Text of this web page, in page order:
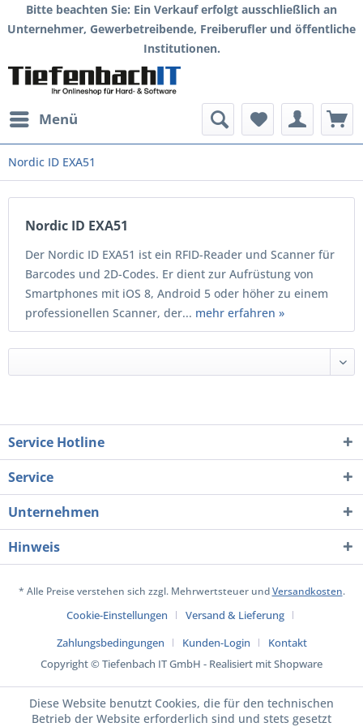
Bitte beachten Sie: Ein Verkauf erfolgt ausschließlich an
Unternehmer, Gewerbetreibende, Freiberufler und öffentliche
Institutionen.
Menü
Nordic ID EXA51
Nordic ID EXA51
Der Nordic ID EXA51 ist ein RFID-Reader und Scanner für
Barcodes und 2D-Codes. Er dient zur Aufrüstung von
Smartphones mit iOS 8, Android 5 oder höher zu einem
professionellen Scanner, der... mehr erfahren »
Service Hotline
Service
Unternehmen
Hinweis
* Alle Preise verstehen sich zzgl. Mehrwertsteuer undVersandkosten.
Cookie-Einstellungen
Versand & Lieferung
Zahlungsbedingungen
Kunden-Login
Kontakt
Copyright © Tiefenbach IT GmbH - Realisiert mit Shopware
Diese Website benutzt Cookies, die für den technischen
Betrieb der Website erforderlich sind und stets gesetzt